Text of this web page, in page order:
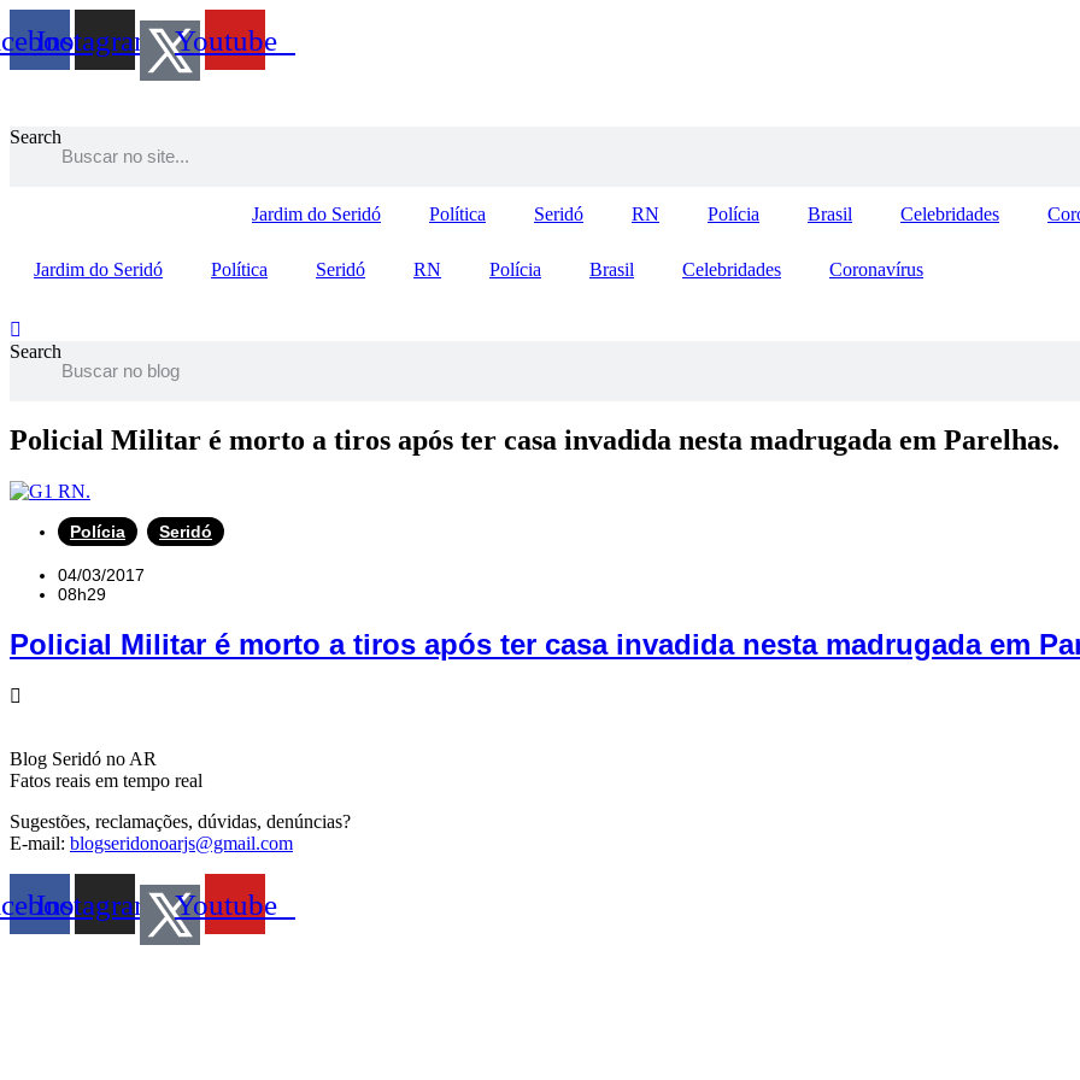
para
o
Instagram Youtube
Search
Jardim do Seridó Política Seridó RN Polícia Brasil Celebridades
Jardim do Seridó Política Seridó RN Polícia Brasil Celebridades Coronavírus
Search
Policial Militar é morto a tiros após ter casa invadida nesta madrugada em Parelhas.
Polícia Seridó
04/03/2017
08h29
Policial Militar é morto a tiros após ter casa invadida nesta madrugada em
Blog Seridó no AR
Fatos reais em tempo real
Sugestões, reclamações, dúvidas, denúncias?
E-mail: blogseridonoarjs@gmail.com
Instagram Youtube